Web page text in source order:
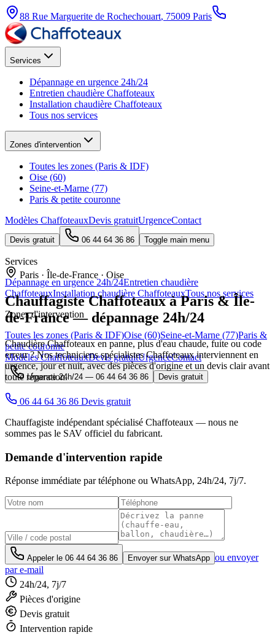
88 Rue Marguerite de Rochechouart, 75009 Paris
Services
Dépannage en urgence 24h/24
Entretien chaudière Chaffoteaux
Installation chaudière Chaffoteaux
Tous nos services
Zones d'intervention
Toutes les zones (Paris & IDF)
Oise (60)
Seine-et-Marne (77)
Paris & petite couronne
Modèles ChaffoteauxDevis gratuitUrgenceContact
Devis gratuit 06 44 64 36 86 Toggle main menu
Services
Dépannage en urgence 24h/24Entretien chaudière
ChaffoteauxInstallation chaudière ChaffoteauxTous nos services
Zones d'intervention
Toutes les zones (Paris & IDF)Oise (60)Seine-et-Marne (77)Paris &
petite couronne
Modèles ChaffoteauxDevis gratuitUrgenceContact
Urgence 24h/24 — 06 44 64 36 86 Devis gratuit
Paris · Île-de-France · Oise
ChauffagisteChaffoteauxà Paris & Île-
de-France — dépannage 24h/24
Chaudière Chaffoteaux en panne, plus d'eau chaude, fuite ou code
erreur ? Nos techniciens spécialistes Chaffoteaux interviennent en
urgence, jour et nuit, avec des pièces d'origine et un devis clair avant
toute réparation.
06 44 64 36 86 Devis gratuit
Chauffagiste indépendant spécialisé Chaffoteaux — nous ne
sommes pas le SAV officiel du fabricant.
Demande d'intervention rapide
Réponse immédiate par téléphone ou WhatsApp, 24h/24, 7j/7.
Appeler le 06 44 64 36 86 Envoyer sur WhatsApp ou envoyer
par e-mail
24h/24, 7j/7
Pièces d'origine
Devis gratuit
Intervention rapide